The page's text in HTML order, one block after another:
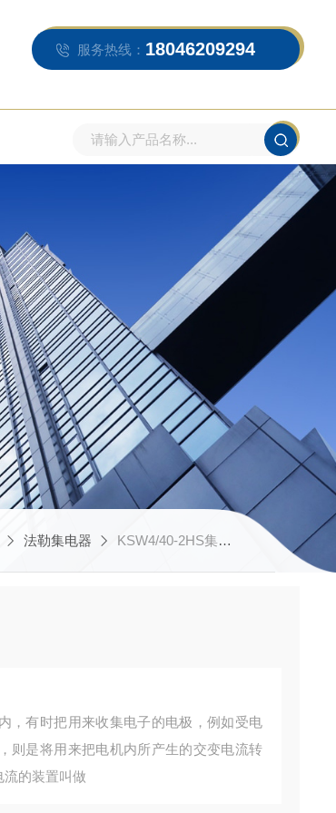
服务热线： 18046209294
法勒集电器 KSW4/40-2HS集电器
，有时把用来收集电子的电极，例如受电
则是将用来把电机内所产生的交变电流转
的装置叫做